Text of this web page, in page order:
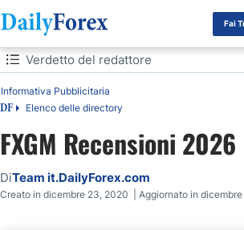
Fai
Indice
DF Elenco delle directory
Informativa Pubblicitaria
Verdetto del redattore
Verdetto del redattore
FXGM Recensioni 2026
DiTeam it.DailyForex.com
Creato in dicembre 23, 2020 | Aggiornato in